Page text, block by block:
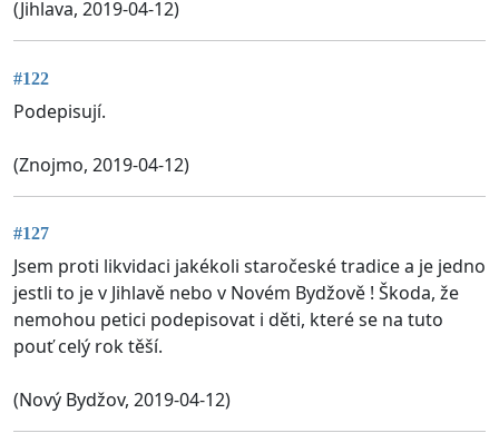
(Jihlava, 2019-04-12)
#122
Podepisují.
(Znojmo, 2019-04-12)
#127
Jsem proti likvidaci jakékoli staročeské tradice a je jedno
jestli to je v Jihlavě nebo v Novém Bydžově ! Škoda, že
nemohou petici podepisovat i děti, které se na tuto
pouť celý rok těší.
(Nový Bydžov, 2019-04-12)